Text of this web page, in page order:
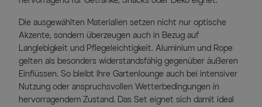
Die ausgewählten Materialien setzen nicht nur optische
Akzente, sondern überzeugen auch in Bezug auf
Langlebigkeit und Pflegeleichtigkeit. Aluminium und Rope
gelten als besonders widerstandsfähig gegenüber äußeren
Einflüssen. So bleibt Ihre Gartenlounge auch bei intensiver
Nutzung oder anspruchsvollen Wetterbedingungen in
hervorragendem Zustand. Das Set eignet sich damit ideal